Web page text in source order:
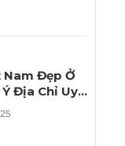
Nam Đẹp Ở
Địa Chỉ Uy